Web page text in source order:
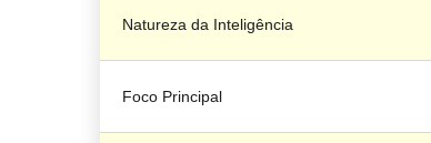
Natureza da Inteligência
Foco Principal